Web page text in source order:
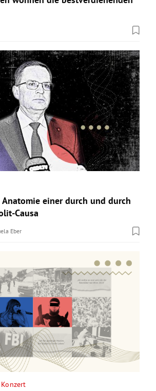
Anatomie einer durch und durch
Causa
Eber